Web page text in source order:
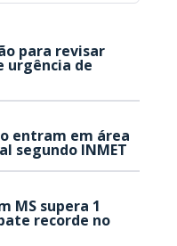
para revisar
urgência de
entram em área
segundo INMET
MS supera 1
recorde no